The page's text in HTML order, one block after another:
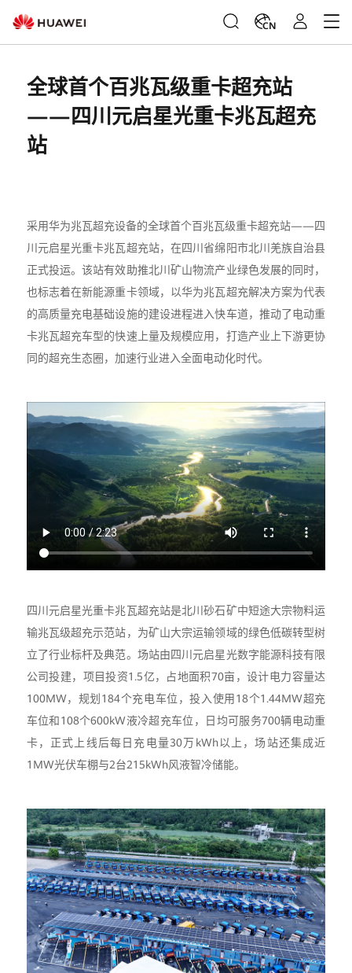
CN
全球首个百兆瓦级重卡超充站
——四川元启星光重卡兆瓦超充
站
采用华为兆瓦超充设备的全球首个百兆瓦级重卡超充站——四
川元启星光重卡兆瓦超充站，在四川省绵阳市北川羌族自治县
正式投运。该站有效助推北川矿山物流产业绿色发展的同时，
也标志着在新能源重卡领域，以华为兆瓦超充解决方案为代表
的高质量充电基础设施的建设进程进入快车道，推动了电动重
卡兆瓦超充车型的快速上量及规模应用，打造产业上下游更协
同的超充生态圈，加速行业进入全面电动化时代。
四川元启星光重卡兆瓦超充站是北川砂石矿中短途大宗物料运
输兆瓦级超充示范站，为矿山大宗运输领域的绿色低碳转型树
立了行业标杆及典范。场站由四川元启星光数字能源科技有限
公司投建，项目投资1.5亿，占地面积70亩，设计电力容量达
100MW，规划184个充电车位，投入使用18个1.44MW超充
车位和108个600kW液冷超充车位，日均可服务700辆电动重
卡，正式上线后每日充电量30万kWh以上，场站还集成近
1MW光伏车棚与2台215kWh风液智冷储能。